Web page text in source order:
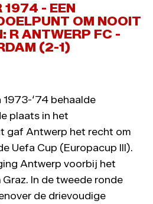
1974 - EEN
OM NOOIT
R ANTWERP FC -
(2-1)
‘74 behaalde
plaats in het
gaf Antwerp het recht om
Uefa Cup (Europacup III).
Antwerp voorbij het
In de tweede ronde
de drievoudige